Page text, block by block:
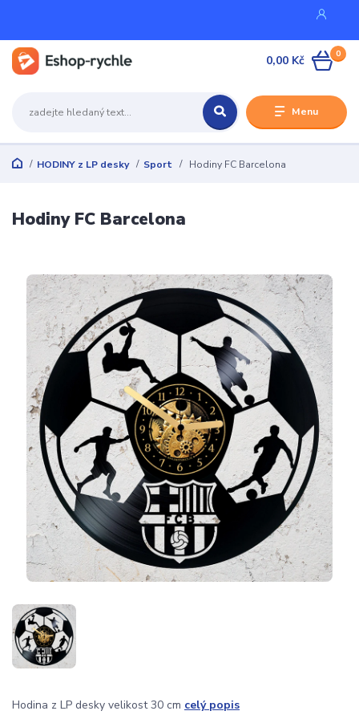
Menu
0
0,00 Kč
HODINY z LP desky Sport Hodiny FC Barcelona
Hodiny FC Barcelona
Hodina z LP desky velikost 30 cm celý popis